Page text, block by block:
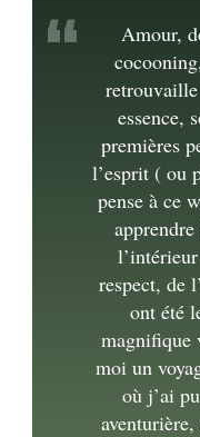
“
Amour,
retrouvaille
essence,
premières
l’esprit ( ou
pense à ce
apprendre
respect, de
ont été
magnifique
moi un
où j’ai